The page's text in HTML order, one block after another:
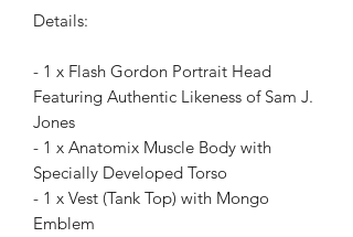
Details:
- 1 x Flash Gordon Portrait Head
Featuring Authentic Likeness of Sam J.
Jones
- 1 x Anatomix Muscle Body with
Specially Developed Torso
- 1 x Vest (Tank Top) with Mongo
Emblem